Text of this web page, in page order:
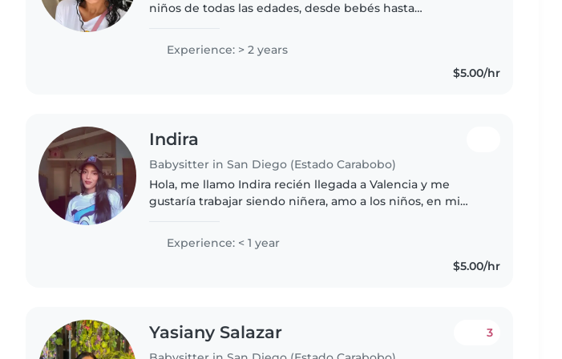
niños de todas las edades, desde bebés hasta
habilidades para el dibujo,..
Experience: > 2 years
$5.00/hr
Indira
Babysitter in San Diego (Estado Carabobo)
Hola, me llamo Indira recién llegada a Valencia y me
gustaría trabajar siendo niñera, amo a los niños, en mi
Experience: < 1 year
$5.00/hr
Yasiany Salazar 3